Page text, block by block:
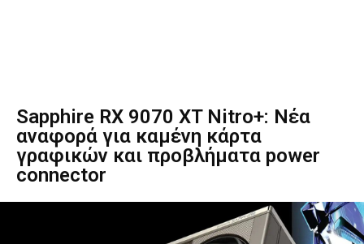
Sapphire RX 9070 XT Nitro+: Νέα
αναφορά για καμένη κάρτα
γραφικών και προβλήματα power
connector